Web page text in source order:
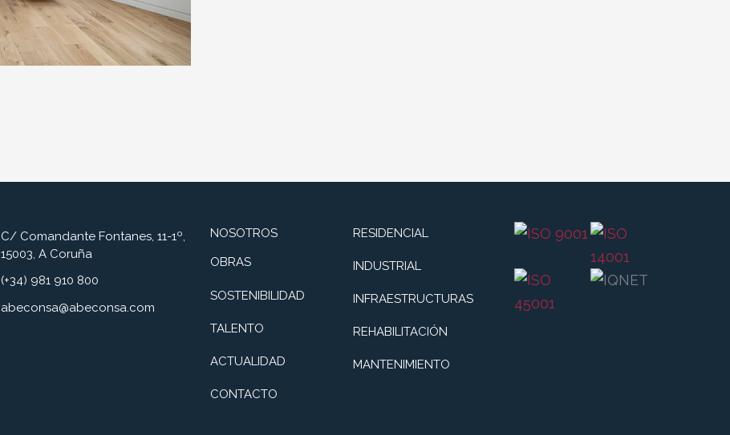
C/ Comandante Fontanes, 11-1º,
15003, A Coruña
(+34) 981 910 800
abeconsa@abeconsa.com
NOSOTROS
OBRAS
SOSTENIBILIDAD
TALENTO
ACTUALIDAD
CONTACTO
RESIDENCIAL
INDUSTRIAL
INFRAESTRUCTURAS
REHABILITACIÓN
MANTENIMIENTO